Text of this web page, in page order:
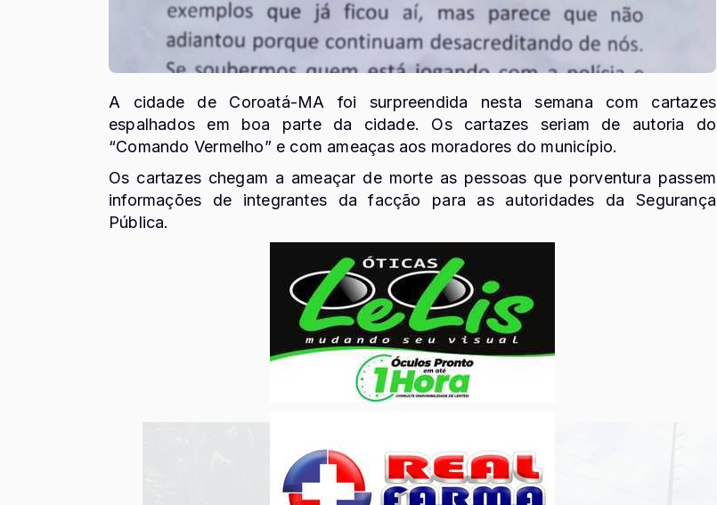
A cidade de Coroatá-MA foi surpreendida nesta semana com cartazes
espalhados em boa parte da cidade. Os cartazes seriam de autoria do
“Comando Vermelho” e com ameaças aos moradores do município.
Os cartazes chegam a ameaçar de morte as pessoas que porventura passem
informações de integrantes da facção para as autoridades da Segurança
Pública.